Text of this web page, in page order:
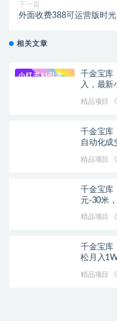
下一篇
外面收费388可运营版时
相关文章
千金宝库
入，最新
精品项目
千金宝库
自动化成
精品项目
千金宝库
元-30米
精品项目
千金宝库
松月入
精品项目